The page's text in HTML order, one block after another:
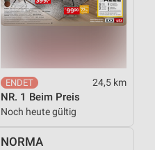
24,5 km
NR. 1 Beim Preis
Noch heute gültig
NORMA